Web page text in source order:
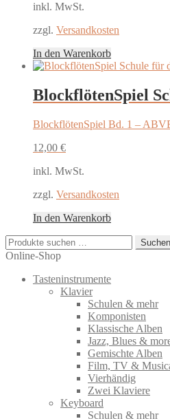
inkl. MwSt.
zzgl. Versandkosten
In den Warenkorb
BlockflötenSpiel
BlockflötenSpiel Bd. 1 –
12,00 €
inkl. MwSt.
zzgl. Versandkosten
In den Warenkorb
Suchen
nach:
Suchen
Online-Shop
Tasteninstrumente
Klavier
Schulen & mehr
Komponisten
Klassische Alben
Jazz, Blues &
Gemischte Alben
Film, TV &
Vierhändig
Zwei Klaviere
Keyboard
Schulen & mehr